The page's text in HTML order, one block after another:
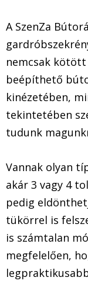
A SzenZa
nemcsak
beépíthető
kinézetében,
tekintetében
tudunk
Vannak olyan
akár 3 vagy 4
pedig
tükörrel is
is számtalan
megfelelően,